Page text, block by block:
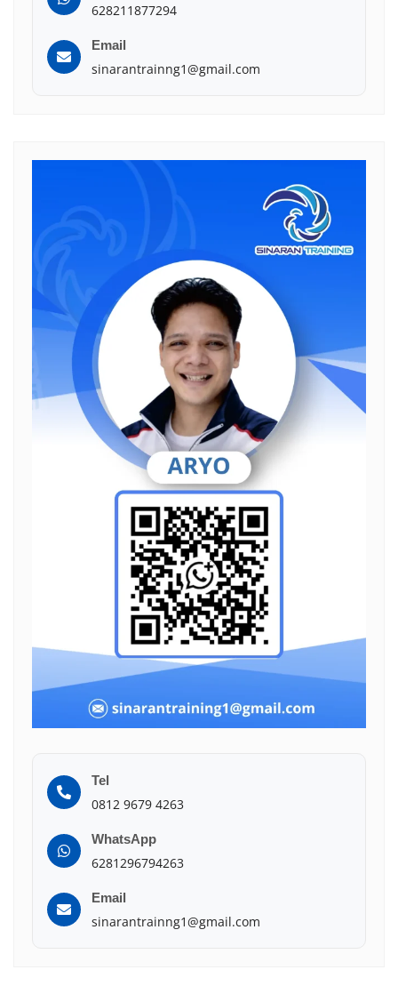
628211877294
Email
sinarantrainng1@gmail.com
Tel
0812 9679 4263
WhatsApp
6281296794263
Email
sinarantrainng1@gmail.com